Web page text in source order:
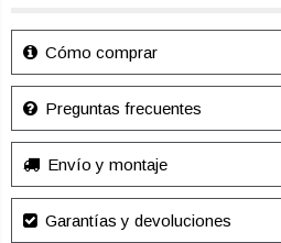
Cómo comprar
Preguntas frecuentes
Envío y montaje
Garantías y devoluciones